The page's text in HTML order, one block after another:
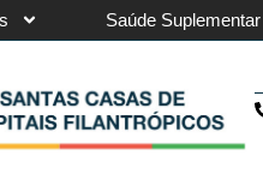
Saúde Suplementar